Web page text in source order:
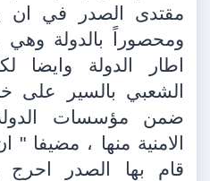
مقتدى الصدر في ان
ومحصوراً بالدولة
اطار الدولة وايضا
الشعبي بالسير على
ضمن مؤسسات الدولة
الامنية منها ، مضيفا "
قام بها الصدر احرج